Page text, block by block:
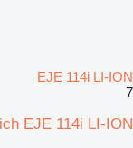
EJE 114i LI-ION
7
EJE 114i LI-ION